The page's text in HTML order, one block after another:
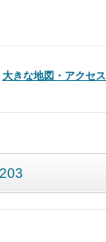
大きな地図・アクセス